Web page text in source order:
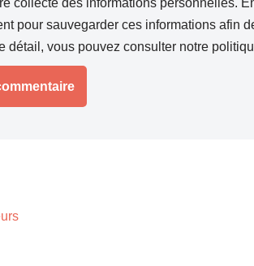
collecte des informations personnelles.
pour sauvegarder ces informations afin
détail, vous pouvez consulter notre